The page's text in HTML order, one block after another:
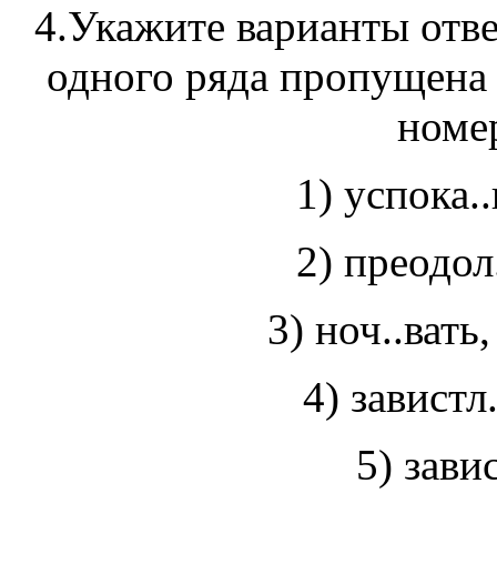
4.Укажите варианты
одного ряда
1)
2)
3)
4)
5)